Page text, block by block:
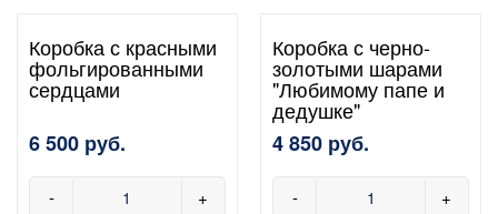
Коробка с красными
фольгированными
сердцами
6 500 руб.
- +
Коробка с черно-
золотыми шарами
"Любимому папе и
дедушке"
4 850 руб.
- +